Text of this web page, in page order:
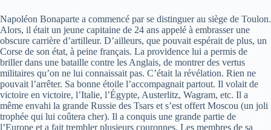
Napoléon Bonaparte a commencé par se distinguer au siège de Toulon.
Alors, il était un jeune capitaine de 24 ans appelé à embrasser une
obscure carrière d’artilleur. D’ailleurs, que pouvait espérait de plus, un
Corse de son état, à peine français. La providence lui a permis de
briller dans une bataille contre les Anglais, de montrer des vertus
militaires qu’on ne lui connaissait pas. C’était la révélation. Rien ne
pouvait l’arrêter. Sa bonne étoile l’accompagnait partout. Il volait de
victoire en victoire, l’Italie, l’Égypte, Austerlitz, Wagram, etc. Il a
même envahi la grande Russie des Tsars et s’est offert Moscou (un joli
trophée qui lui coûtera cher). Il a conquis une grande partie de
l’Europe et a fait trembler plusieurs couronnes. Les membres de sa